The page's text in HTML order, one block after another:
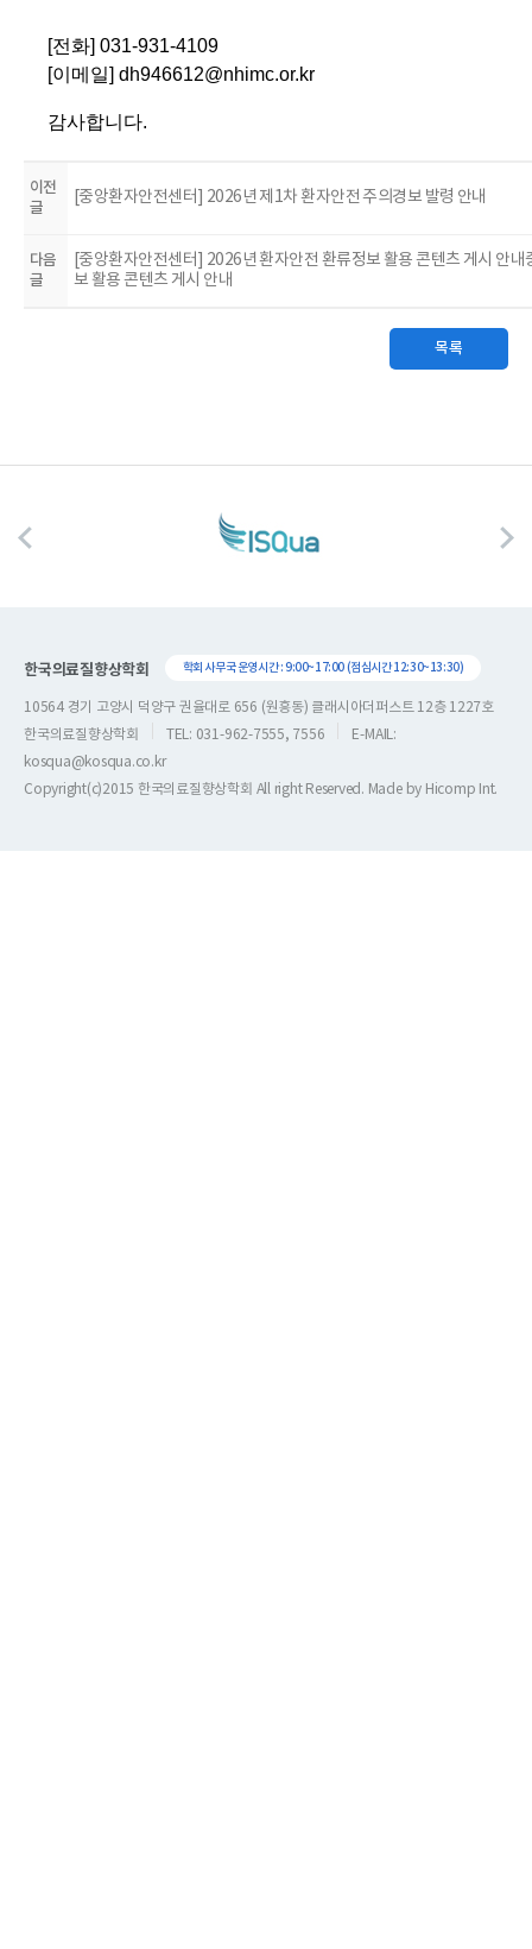
[전화] 031-931-4109
[이메일] dh946612@nhimc.or.kr
감사합니다.
이전
글
[중앙환자안전센터] 2026년 제1차 환자안전 주의경보 발령 안내
다음
글
[중앙환자안전센터] 2026년 환자안전 환류정보 활용 콘텐츠 게시 안
보 활용 콘텐츠 게시 안내
목록
한국의료질향상학회 학회 사무국 운영시간 : 9:00~17:00 (점심시간 12:30~13:30)
10564 경기 고양시 덕양구 권율대로 656 (원흥동) 클래시아더퍼스트 12층 1227호
한국의료질향상학회
TEL: 031-962-7555, 7556
E-MAIL:
kosqua@kosqua.co.kr
Copyright(c)2015 한국의료질향상학회 All right Reserved. Made by Hicomp Int.